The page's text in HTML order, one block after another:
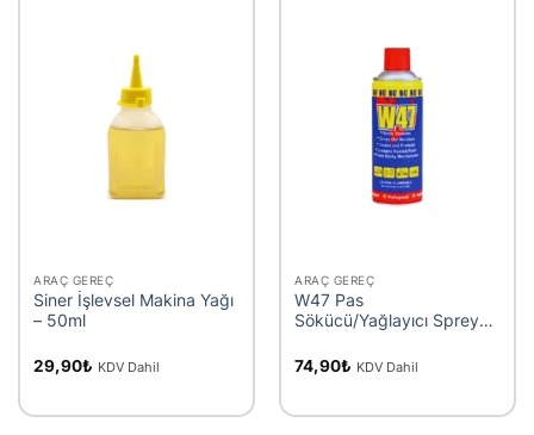
ARAÇ GEREÇ
Siner İşlevsel Makina Yağı
– 50ml
29,90₺ KDV Dahil
ARAÇ GEREÇ
W47 Pas
Sökücü/Yağlayıcı Sprey
74,90₺ KDV Dahil